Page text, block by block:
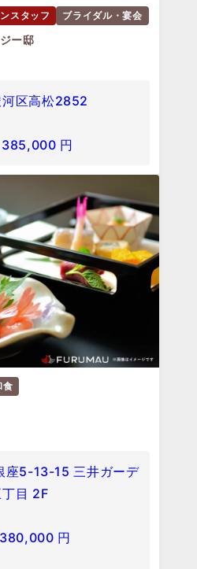
スタッフ ブライダル・宴会
ー邸
区高松2852
385,000 円
食
座5-13-15 三井ガーデ
目 2F
380,000 円